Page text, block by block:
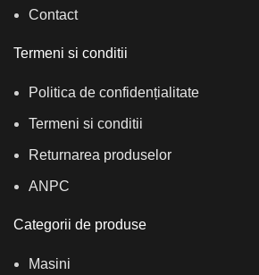
Contact
Termeni si conditii
Politica de confidențialitate
Termeni si conditii
Returnarea produselor
ANPC
Categorii de produse
Masini